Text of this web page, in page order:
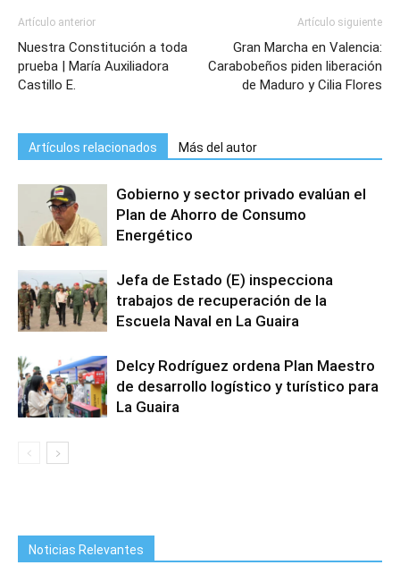
Artículo anterior
Nuestra Constitución a toda
prueba | María Auxiliadora
Castillo E.
Artículo siguiente
Gran Marcha en Valencia:
Carabobeños piden liberación
de Maduro y Cilia Flores
Artículos relacionados Más del autor
Gobierno y sector privado evalúan el
Plan de Ahorro de Consumo
Energético
Jefa de Estado (E) inspecciona
trabajos de recuperación de la
Escuela Naval en La Guaira
Delcy Rodríguez ordena Plan Maestro
de desarrollo logístico y turístico para
La Guaira
Noticias Relevantes